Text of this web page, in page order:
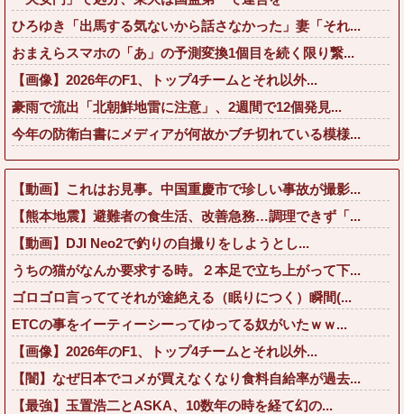
ひろゆき「出馬する気ないから話さなかった」妻「それ...
おまえらスマホの「あ」の予測変換1個目を続く限り繋...
【画像】2026年のF1、トップ4チームとそれ以外...
豪雨で流出「北朝鮮地雷に注意」、2週間で12個発見...
今年の防衛白書にメディアが何故かブチ切れている模様...
【動画】これはお見事。中国重慶市で珍しい事故が撮影...
【熊本地震】避難者の食生活、改善急務…調理できず「...
【動画】DJI Neo2で釣りの自撮りをしようとし...
うちの猫がなんか要求する時。２本足で立ち上がって下...
ゴロゴロ言っててそれが途絶える（眠りにつく）瞬間(...
ETCの事をイーティーシーってゆってる奴がいたｗｗ...
【画像】2026年のF1、トップ4チームとそれ以外...
【闇】なぜ日本でコメが買えなくなり食料自給率が過去...
【最強】玉置浩二とASKA、10数年の時を経て幻の...